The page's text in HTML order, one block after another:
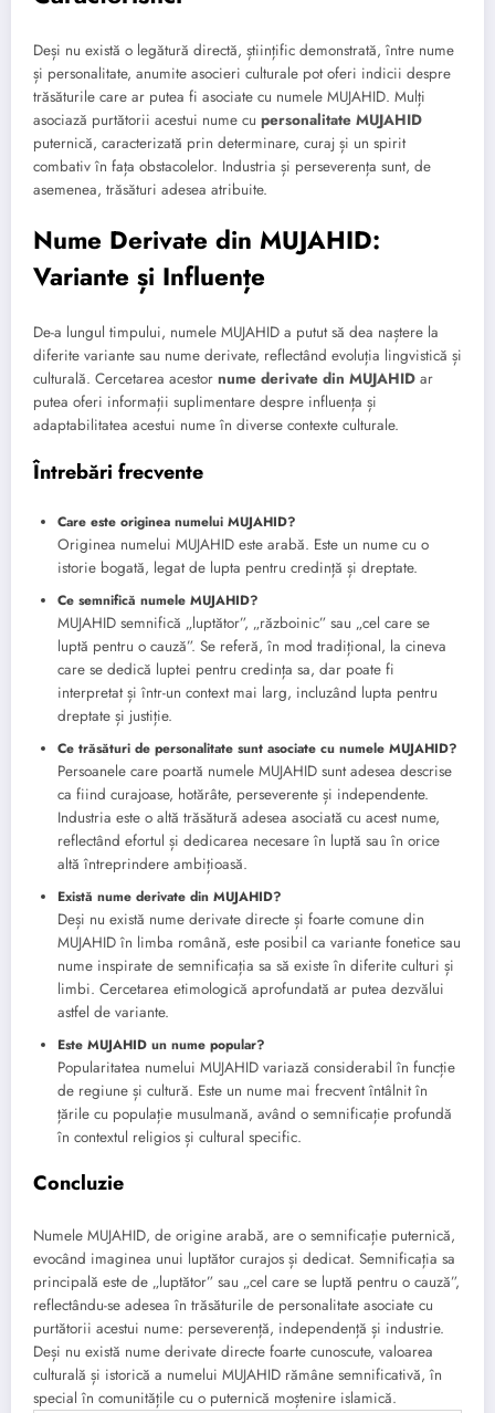
Deși nu există o legătură directă, științific demonstrată, între nume
și personalitate, anumite asocieri culturale pot oferi indicii despre
trăsăturile care ar putea fi asociate cu numele MUJAHID. Mulți
asociază purtătorii acestui nume cu personalitate MUJAHID
puternică, caracterizată prin determinare, curaj și un spirit
combativ în fața obstacolelor. Industria și perseverența sunt, de
asemenea, trăsături adesea atribuite.
Nume Derivate din MUJAHID:
Variante și Influențe
De-a lungul timpului, numele MUJAHID a putut să dea naștere la
diferite variante sau nume derivate, reflectând evoluția lingvistică și
culturală. Cercetarea acestor nume derivate din MUJAHID ar
putea oferi informații suplimentare despre influența și
adaptabilitatea acestui nume în diverse contexte culturale.
Întrebări frecvente
Care este originea numelui MUJAHID?
Originea numelui MUJAHID este arabă. Este un nume cu o
istorie bogată, legat de lupta pentru credință și dreptate.
Ce semnifică numele MUJAHID?
MUJAHID semnifică „luptător”, „războinic” sau „cel care se
luptă pentru o cauză”. Se referă, în mod tradițional, la cineva
care se dedică luptei pentru credința sa, dar poate fi
interpretat și într-un context mai larg, incluzând lupta pentru
dreptate și justiție.
Ce trăsături de personalitate sunt asociate cu numele MUJAHID?
Persoanele care poartă numele MUJAHID sunt adesea descrise
ca fiind curajoase, hotărâte, perseverente și independente.
Industria este o altă trăsătură adesea asociată cu acest nume,
reflectând efortul și dedicarea necesare în luptă sau în orice
altă întreprindere ambițioasă.
Există nume derivate din MUJAHID?
Deși nu există nume derivate directe și foarte comune din
MUJAHID în limba română, este posibil ca variante fonetice sau
nume inspirate de semnificația sa să existe în diferite culturi și
limbi. Cercetarea etimologică aprofundată ar putea dezvălui
astfel de variante.
Este MUJAHID un nume popular?
Popularitatea numelui MUJAHID variază considerabil în funcție
de regiune și cultură. Este un nume mai frecvent întâlnit în
țările cu populație musulmană, având o semnificație profundă
în contextul religios și cultural specific.
Concluzie
Numele MUJAHID, de origine arabă, are o semnificație puternică,
evocând imaginea unui luptător curajos și dedicat. Semnificația sa
principală este de „luptător” sau „cel care se luptă pentru o cauză”,
reflectându-se adesea în trăsăturile de personalitate asociate cu
purtătorii acestui nume: perseverență, independență și industrie.
Deși nu există nume derivate directe foarte cunoscute, valoarea
culturală și istorică a numelui MUJAHID rămâne semnificativă, în
special în comunitățile cu o puternică moștenire islamică.